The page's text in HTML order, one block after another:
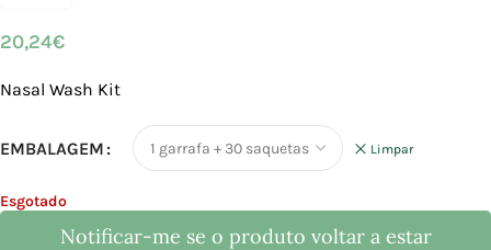
20,24€
Nasal Wash Kit
EMBALAGEM Limpar
Esgotado
Notificar-me se o produto voltar a estar